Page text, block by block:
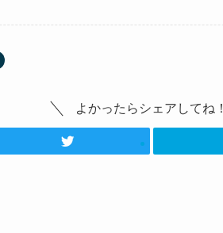
よかったらシェアしてね！